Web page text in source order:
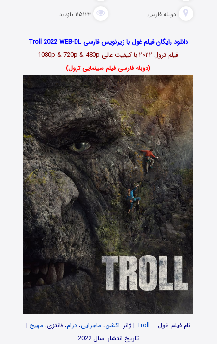
دوبله فارسی ۱۱۵۱۲۳ بازدید
دانلود رایگان فیلم غول با زیرنویس فارسی Troll 2022 WEB-DL
فیلم ترول ۲۰۲۲با کیفیت عالی 1080p & 720p & 480p
(دوبله فارسی فیلم سینمایی ترول)
نام فیلم: غول – Troll | ژانر: اکشن، ماجرایی،درام، فانتزی، مهیج |
تاریخ انتشار: سال 2022